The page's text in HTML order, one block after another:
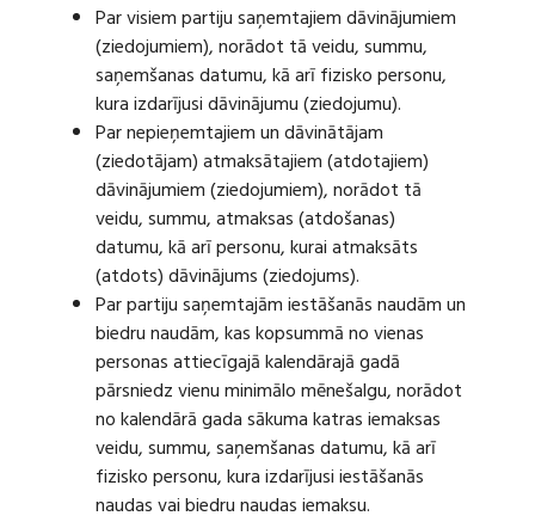
Par visiem partiju saņemtajiem dāvinājumiem
(ziedojumiem), norādot tā veidu, summu,
saņemšanas datumu, kā arī fizisko personu,
kura izdarījusi dāvinājumu (ziedojumu).
Par nepieņemtajiem un dāvinātājam
(ziedotājam) atmaksātajiem (atdotajiem)
dāvinājumiem (ziedojumiem), norādot tā
veidu, summu, atmaksas (atdošanas)
datumu, kā arī personu, kurai atmaksāts
(atdots) dāvinājums (ziedojums).
Par partiju saņemtajām iestāšanās naudām un
biedru naudām, kas kopsummā no vienas
personas attiecīgajā kalendārajā gadā
pārsniedz vienu minimālo mēnešalgu, norādot
no kalendārā gada sākuma katras iemaksas
veidu, summu, saņemšanas datumu, kā arī
fizisko personu, kura izdarījusi iestāšanās
naudas vai biedru naudas iemaksu.